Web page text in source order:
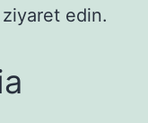
ziyaret edin.